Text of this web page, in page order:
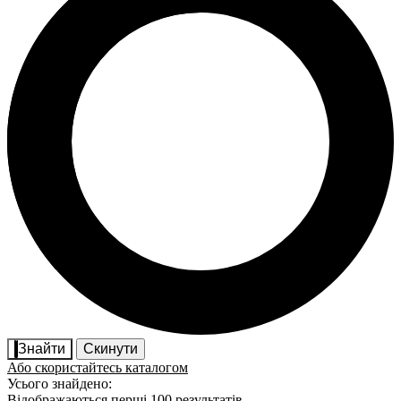
Знайти
Скинути
Або скористайтесь каталогом
Усього знайдено: